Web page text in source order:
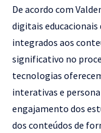
De acordo com
digitais
integrados aos
significativo no
tecnologias
interativas e
engajamento dos
dos conteúdos de